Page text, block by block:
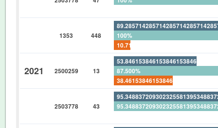
1353 448
100%
2021 2500259 13
87.500%
2503778 43